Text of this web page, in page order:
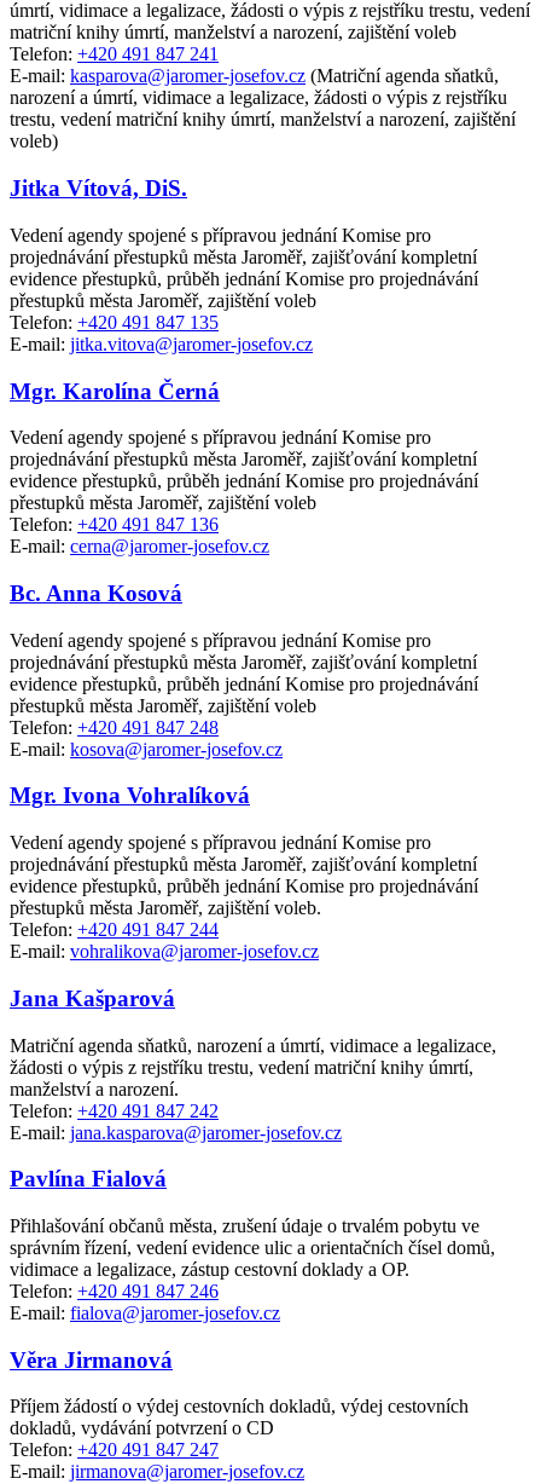
úmrtí, vidimace a legalizace, žádosti o výpis z rejstříku trestu, vedení
matriční knihy úmrtí, manželství a narození, zajištění voleb
Telefon: +420 491 847 241
E-mail: kasparova@jaromer-josefov.cz (Matriční agenda sňatků,
narození a úmrtí, vidimace a legalizace, žádosti o výpis z rejstříku
trestu, vedení matriční knihy úmrtí, manželství a narození, zajištění
voleb)
Jitka Vítová, DiS.
Vedení agendy spojené s přípravou jednání Komise pro
projednávání přestupků města Jaroměř, zajišťování kompletní
evidence přestupků, průběh jednání Komise pro projednávání
přestupků města Jaroměř, zajištění voleb
Telefon: +420 491 847 135
E-mail: jitka.vitova@jaromer-josefov.cz
Mgr. Karolína Černá
Vedení agendy spojené s přípravou jednání Komise pro
projednávání přestupků města Jaroměř, zajišťování kompletní
evidence přestupků, průběh jednání Komise pro projednávání
přestupků města Jaroměř, zajištění voleb
Telefon: +420 491 847 136
E-mail: cerna@jaromer-josefov.cz
Bc. Anna Kosová
Vedení agendy spojené s přípravou jednání Komise pro
projednávání přestupků města Jaroměř, zajišťování kompletní
evidence přestupků, průběh jednání Komise pro projednávání
přestupků města Jaroměř, zajištění voleb
Telefon: +420 491 847 248
E-mail: kosova@jaromer-josefov.cz
Mgr. Ivona Vohralíková
Vedení agendy spojené s přípravou jednání Komise pro
projednávání přestupků města Jaroměř, zajišťování kompletní
evidence přestupků, průběh jednání Komise pro projednávání
přestupků města Jaroměř, zajištění voleb.
Telefon: +420 491 847 244
E-mail: vohralikova@jaromer-josefov.cz
Jana Kašparová
Matriční agenda sňatků, narození a úmrtí, vidimace a legalizace,
žádosti o výpis z rejstříku trestu, vedení matriční knihy úmrtí,
manželství a narození.
Telefon: +420 491 847 242
E-mail: jana.kasparova@jaromer-josefov.cz
Pavlína Fialová
Přihlašování občanů města, zrušení údaje o trvalém pobytu ve
správním řízení, vedení evidence ulic a orientačních čísel domů,
vidimace a legalizace, zástup cestovní doklady a OP.
Telefon: +420 491 847 246
E-mail: fialova@jaromer-josefov.cz
Věra Jirmanová
Příjem žádostí o výdej cestovních dokladů, výdej cestovních
dokladů, vydávání potvrzení o CD
Telefon: +420 491 847 247
E-mail: jirmanova@jaromer-josefov.cz